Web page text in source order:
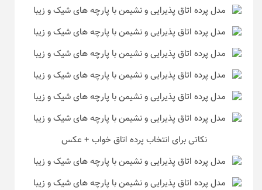
نکاتی برای انتخاب پرده اتاق خواب + عکس